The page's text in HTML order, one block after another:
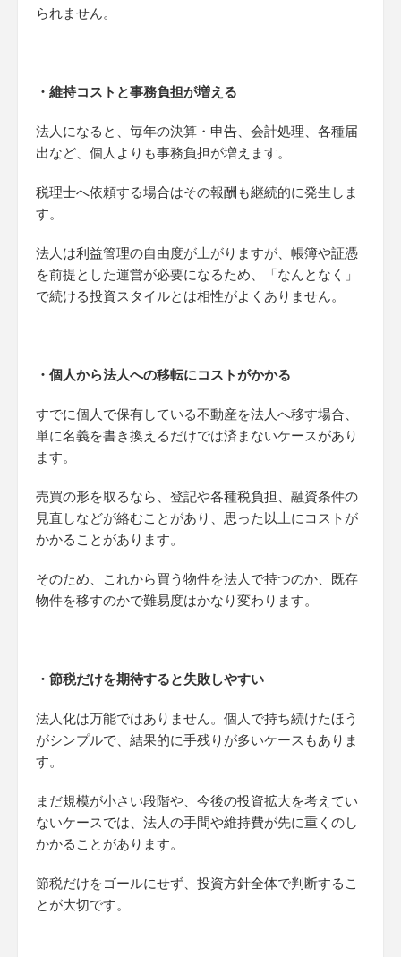
られません。
・維持コストと事務負担が増える
法人になると、毎年の決算・申告、会計処理、各種届
出など、個人よりも事務負担が増えます。
税理士へ依頼する場合はその報酬も継続的に発生しま
す。
法人は利益管理の自由度が上がりますが、帳簿や証憑
を前提とした運営が必要になるため、「なんとなく」
で続ける投資スタイルとは相性がよくありません。
・個人から法人への移転にコストがかかる
すでに個人で保有している不動産を法人へ移す場合、
単に名義を書き換えるだけでは済まないケースがあり
ます。
売買の形を取るなら、登記や各種税負担、融資条件の
見直しなどが絡むことがあり、思った以上にコストが
かかることがあります。
そのため、これから買う物件を法人で持つのか、既存
物件を移すのかで難易度はかなり変わります。
・節税だけを期待すると失敗しやすい
法人化は万能ではありません。個人で持ち続けたほう
がシンプルで、結果的に手残りが多いケースもありま
す。
まだ規模が小さい段階や、今後の投資拡大を考えてい
ないケースでは、法人の手間や維持費が先に重くのし
かかることがあります。
節税だけをゴールにせず、投資方針全体で判断するこ
とが大切です。